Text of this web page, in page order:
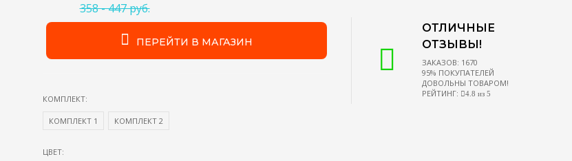
358 - 447 руб.
ПЕРЕЙТИ В МАГАЗИН
КОМПЛЕКТ:
КОМПЛЕКТ 1 КОМПЛЕКТ 2
ЦВЕТ:
ОТЛИЧНЫЕ
ОТЗЫВЫ!
ЗАКАЗОВ: 1670
95% ПОКУПАТЕЛЕЙ
ДОВОЛЬНЫ ТОВАРОМ!
РЕЙТИНГ:
4.8 из 5